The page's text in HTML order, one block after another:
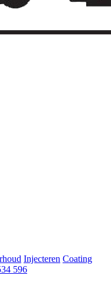
Injecteren Coating
596